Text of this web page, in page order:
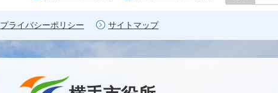
プライバシーポリシー サイトマップ